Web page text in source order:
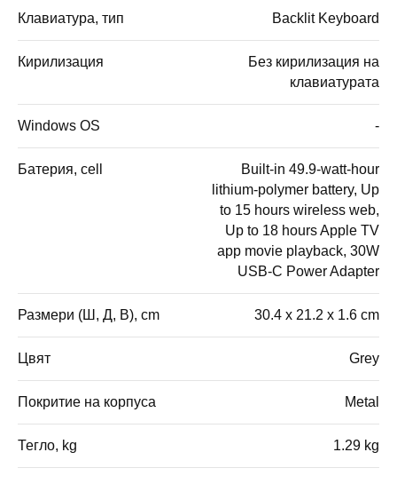
Клавиатура, тип Backlit Keyboard
Кирилизация
Без кирилизация на
клавиатурата
Windows OS -
Батерия, cell
Built-in 49.9-watt-hour
lithium-polymer battery, Up
to 15 hours wireless web,
Up to 18 hours Apple TV
app movie playback, 30W
USB-C Power Adapter
Размери (Ш, Д, В), cm 30.4 x 21.2 x 1.6 cm
Цвят Grey
Покритие на корпуса Metal
Тегло, kg 1.29 kg